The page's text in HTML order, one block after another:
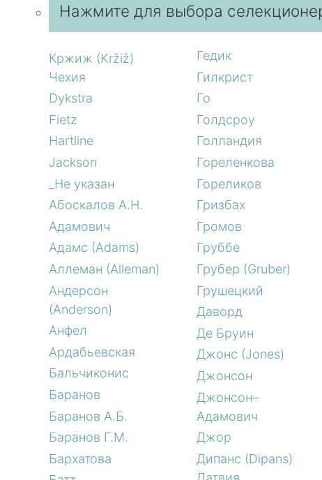
Нажмите для выбора
Кржиж (Kržiž)
Чехия
Dykstra
Fietz
Hartline
Jackson
_Не указан
Абоскалов А.Н.
Адамович
Адамс (Adams)
Аллеман (Alleman)
Андерсон
(Anderson)
Анфел
Ардабьевская
Бальчиконис
Баранов
Баранов А.Б.
Баранов Г.М.
Бархатова
Гедик
Гилкрист
Го
Голдсроу
Голландия
Гореленкова
Гореликов
Гризбах
Громов
Груббе
Грубер (Gruber)
Грушецкий
Даворд
Де Бруин
Джонс (Jones)
Джонсон
Джонсон–
Адамович
Джор
Дипанс (Dipans)